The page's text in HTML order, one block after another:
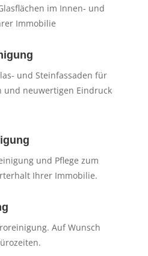
im Innen- und
Immobilie
und Steinfassaden für
und neuwertigen Eindruck
und Pflege zum
Ihrer Immobilie.
Auf Wunsch